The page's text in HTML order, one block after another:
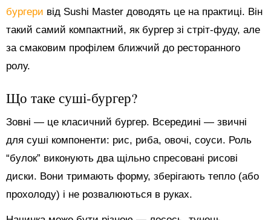
бургери від Sushi Master доводять це на практиці. Він
такий самий компактний, як бургер зі стріт-фуду, але
за смаковим профілем ближчий до ресторанного
ролу.
Що таке суші-бургер?
Зовні — це класичний бургер. Всередині — звичні
для суші компоненти: рис, риба, овочі, соуси. Роль
“булок” виконують два щільно спресовані рисові
диски. Вони тримають форму, зберігають тепло (або
прохолоду) і не розвалюються в руках.